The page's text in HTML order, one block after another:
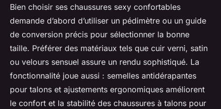
Bien choisir ses chaussures sexy confortables
demande d’abord d’utiliser un pédimètre ou un guide
de conversion précis pour sélectionner la bonne
taille. Préférer des matériaux tels que cuir verni, satin
ou velours sensuel assure un rendu sophistiqué. La
fonctionnalité joue aussi : semelles antidérapantes
pour talons et ajustements ergonomiques améliorent
le confort et la stabilité des chaussures à talons pour